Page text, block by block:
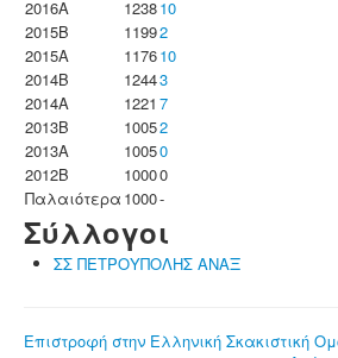
2016A
123810
2015B
11992
2015A
117610
2014B
12443
2014A
1221 7
2013B
10052
2013A
10050
2012B
10000
Παλαιότερα 1000-
Σύλλογοι
ΣΣ ΠΕΤΡΟΥΠΟΛΗΣ ΑΝΑΞ
Επιστροφή στην Ελληνική Σκακιστική